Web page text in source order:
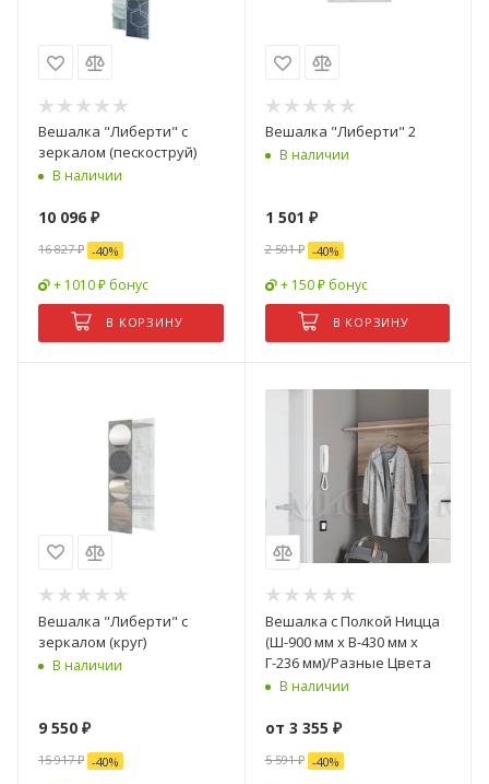
Вешалка "Либерти" с
зеркалом (пескоструй)
В наличии
10 096 ₽
16 827₽ -40%
+ 1010 ₽ бонус
В КОРЗИНУ
Вешалка "Либерти" 2
В наличии
1 501 ₽
2 501₽ -40%
+ 150 ₽ бонус
В КОРЗИНУ
Вешалка "Либерти" с
зеркалом (круг)
В наличии
9 550 ₽
15 917₽ -40%
Вешалка с Полкой Ницца
(Ш-900 мм x В-430 мм x
Г-236 мм)/Разные Цвета
В наличии
от 3 355 ₽
5 591 ₽ -40%